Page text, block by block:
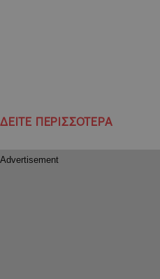
ΔΕΙΤΕ ΠΕΡΙΣΣΟΤΕΡΑ